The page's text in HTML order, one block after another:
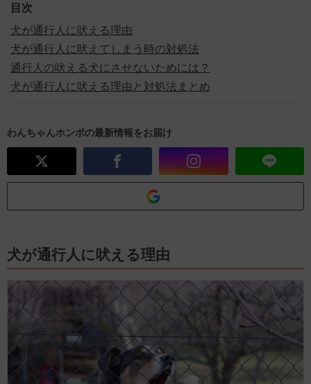
目次
犬が通行人に吠える理由
犬が通行人に吠えてしまう時の対処法
通行人の吠える犬にさせないためには？
犬が通行人に吠える理由と対処法まとめ
わんちゃんホンポの最新情報をお届け
犬が通行人に吠える理由